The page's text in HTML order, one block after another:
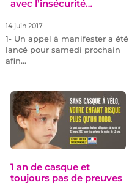
avec l’insécurité…
14 juin 2017
1- Un appel à manifester a été
lancé pour samedi prochain
afin…
1 an de casque et
toujours pas de preuves